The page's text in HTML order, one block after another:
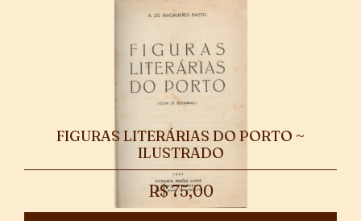
FIGURAS LITERÁRIAS DO PORTO ~
ILUSTRADO
R$75,00